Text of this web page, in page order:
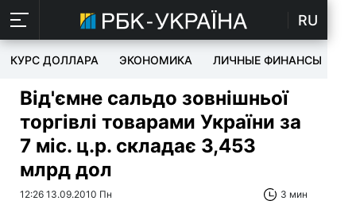
RU
КУРС ДОЛЛАРА ЭКОНОМИКА ЛИЧНЫЕ ФИНАНСЫ
Від'ємне сальдо зовнішньої
торгівлі товарами України за
7 міс. ц.р. складає 3,453
млрд дол
12:26 13.09.2010 Пн 3 мин